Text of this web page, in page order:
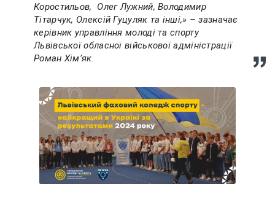
Коростильов, Олег Лужний, Володимир
Тітарчук, Олексій Гуцуляк та інші,» – зазначає
керівник управління молоді та спорту
Львівської обласної військової адміністрації
Роман Хім’як.